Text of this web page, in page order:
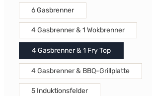
6 Gasbrenner
4 Gasbrenner & 1 Wokbrenner
4 Gasbrenner & 1 Fry Top
4 Gasbrenner & BBQ-Grillplatte
5 Induktionsfelder